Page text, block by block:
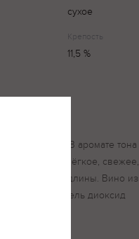
сухое
Крепость
11,5 %
цвета. В аромате тона
вкусе вино лёгкое, свежее,
средней длины. Вино из
антиокислитель диоксид